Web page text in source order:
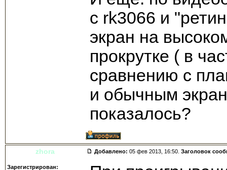
с rk3066 и
экран на
прокрутке ( в
сравнению с
и обычным
показалось?
zhora Добавлено: 05 фев 2013, 16:50. Заголовок
Зарегистрирован: